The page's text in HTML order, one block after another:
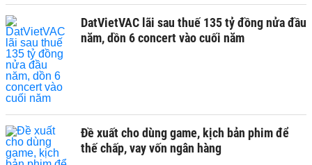
DatVietVAC lãi sau thuế 135 tỷ đồng nửa đầu
năm, dồn 6 concert vào cuối năm
Đề xuất cho dùng game, kịch bản phim để
thế chấp, vay vốn ngân hàng